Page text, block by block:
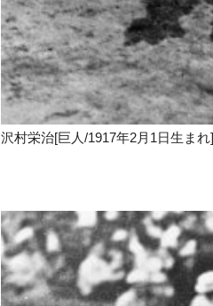
沢村栄治[巨人/1917年2月1日生まれ]